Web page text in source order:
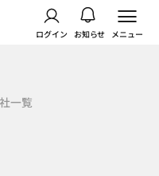
ログイン お知らせ メニュー
一覧